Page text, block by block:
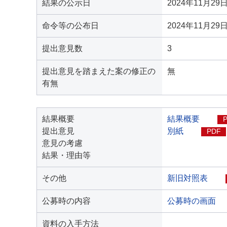
結果の公示日 2024年11月29日
命令等の公布日 2024年11月29日
提出意見数 3
提出意見を踏まえた案の修正の
有無
無
結果概要
提出意見
意見の考慮
結果・理由等
結果概要
別紙 PDF
その他 新旧対照表
公募時の内容 公募時の画面
資料の入手方法